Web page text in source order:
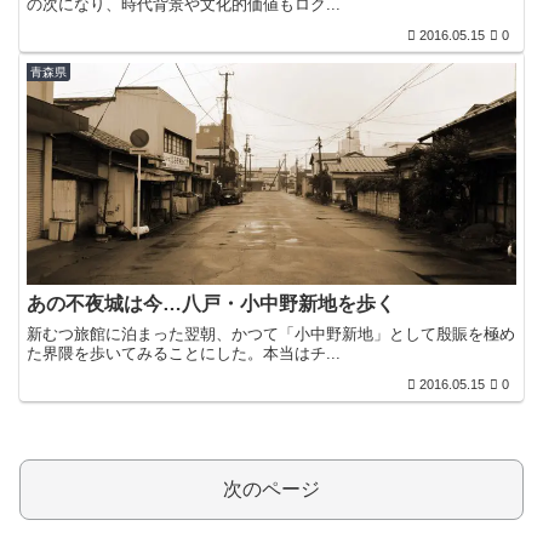
の次になり、時代背景や文化的価値もロク...
2016.05.15 0
青森県
あの不夜城は今…八戸・小中野新地を歩く
新むつ旅館に泊まった翌朝、かつて「小中野新地」として殷賑を極め
た界隈を歩いてみることにした。本当はチ...
2016.05.15 0
次のページ